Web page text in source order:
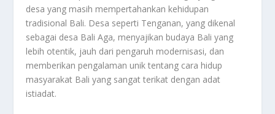
desa yang masih mempertahankan kehidupan
tradisional Bali. Desa seperti Tenganan, yang dikenal
sebagai desa Bali Aga, menyajikan budaya Bali yang
lebih otentik, jauh dari pengaruh modernisasi, dan
memberikan pengalaman unik tentang cara hidup
masyarakat Bali yang sangat terikat dengan adat
istiadat.